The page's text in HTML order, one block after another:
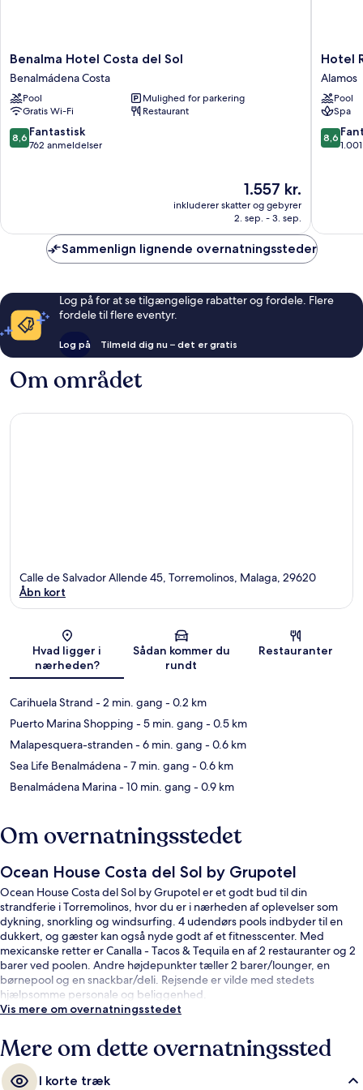
Benalma
Hotel
Costa
del
Sol
Benalmádena
Costa
Benalma Hotel Costa del Sol
Benalmádena Costa
Pool
Mulighed for parkering
Gratis Wi-Fi
Restaurant
8.6
ud
8,6 Fantastisk
762 anmeldelser
Prisen
er
1.557 kr.
1.557 kr.
inkluderer skatter og gebyrer
2. sep. - 3. sep.
Hotel
Riu
Costa
del
Sol
-
All
Hotel
Alamos
Pool
Spa
8.6
ud
8,6
Sammenlign lignende overnatningssteder
Log på for at se tilgængelige rabatter og fordele. Flere
fordele til flere eventyr.
Log på Tilmeld dig nu – det er gratis
Om området
Kort
Calle de Salvador Allende 45, Torremolinos, Malaga, 29620
Åbn kort
Hvad ligger i
nærheden?
Sådan kommer du
rundt
Restauranter
Carihuela Strand - 2 min. gang - 0.2 km
Puerto Marina Shopping - 5 min. gang - 0.5 km
Malapesquera-stranden- 6 min. gang - 0.6 km
Sea Life Benalmádena- 7 min. gang - 0.6 km
Benalmádena Marina- 10 min. gang - 0.9 km
Om overnatningsstedet
Ocean House Costa del Sol by Grupotel
Ocean House Costa del Sol by Grupotel er et godt bud til din
strandferie i Torremolinos, hvor du er i nærheden af oplevelser som
dykning, snorkling og windsurfing. 4 udendørs pools indbyder til en
dukkert, og gæster kan også nyde godt af et fitnesscenter. Med
mexicanske retter er Canalla - Tacos & Tequila en af 2 restauranter og 2
barer ved poolen. Andre højdepunkter tæller 2 barer/lounger, en
børnepool og en snackbar/deli. Rejsende er vilde med stedets
hjælpsomme personale og beliggenhed.
Vis mere om overnatningsstedet
Mere om dette overnatningssted
I korte træk